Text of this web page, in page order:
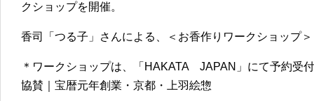
クショップを開催。
香司「つる子」さんによる、＜お香作りワークショップ
＊ワークショップは、「HAKATA JAPAN」にて予約受
協賛｜宝暦元年創業・京都・上羽絵惣